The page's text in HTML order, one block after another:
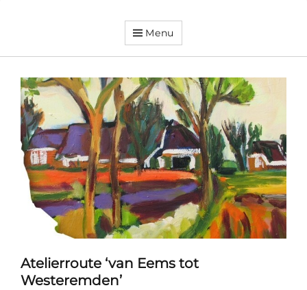
DorpsverenigingMenu
Atelierroute ‘van Eems tot
Westeremden’